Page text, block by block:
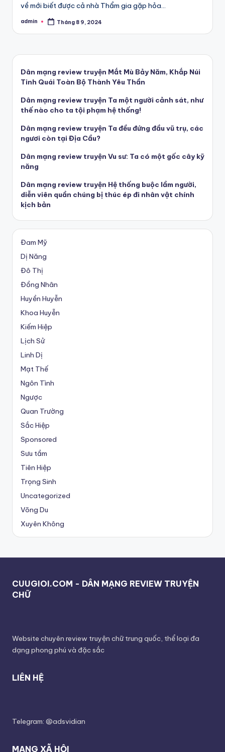
về mới biết được cả nhà Thẩm gia gặp hỏa…
Posted
admin Tháng 8 9, 2024
Dân mạng review truyện Mắt Mù Bảy Năm, Khắp Núi
Tinh Quái Toàn Bộ Thành Yêu Thần
Dân mạng review truyện Ta một người cảnh sát, như
thế nào cho ta tội phạm hệ thống!
Dân mạng review truyện Ta đều đứng đầu vũ trụ, các
ngươi còn tại Địa Cầu?
Dân mạng review truyện Vu sư: Ta có một gốc cây kỹ
năng
Dân mạng review truyện Hệ thống buộc lầm người,
diễn viên quần chúng bị thúc ép đi nhân vật chính
kịch bản
Đam Mỹ
Dị Năng
Đô Thị
Đồng Nhân
Huyền Huyễn
Khoa Huyễn
Kiếm Hiệp
Lịch Sử
Linh Dị
Mạt Thế
Ngôn Tình
Ngược
Quan Trường
Sắc Hiệp
Sponsored
Sưu tầm
Tiên Hiệp
Trọng Sinh
Uncategorized
Võng Du
Xuyên Không
CUUGIOI.COM - DÂN MẠNG REVIEW TRUYỆN
CHỮ
Website chuyên review truyện chữ trung quốc, thể loại đa
dạng phong phú và đặc sắc
LIÊN HỆ
Telegram: @adsvidian
MẠNG XÃ HỘI